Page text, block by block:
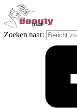
Zoeken naar: